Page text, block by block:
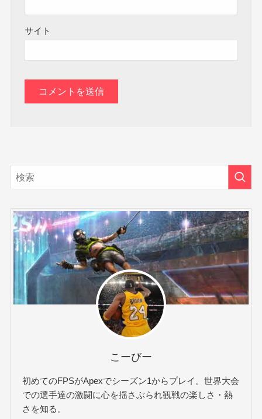
サイト
こーびー
初めてのFPSがApexでシーズン1からプレイ。世界大会
での選手達の激闘に心を揺さぶられ観戦の楽しさ・熱
さを知る。